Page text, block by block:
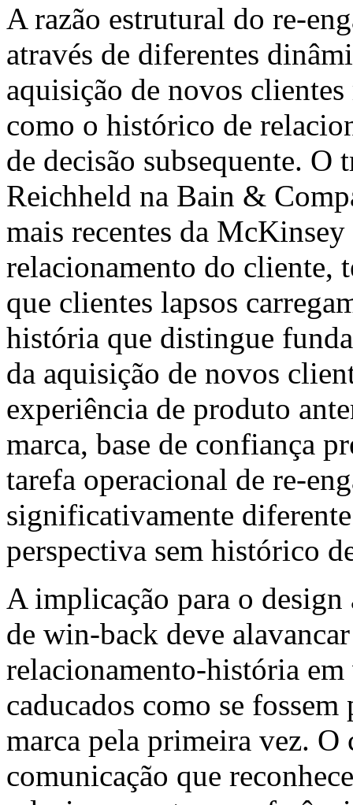
A razão estrutural do re-
através de diferentes
aquisição de novos clientes
como o histórico de
de decisão subsequente.
Reichheld na Bain &
mais recentes da
relacionamento do cliente,
que clientes lapsos
história que distingue
da aquisição de novos
experiência de produto
marca, base de confiança
tarefa operacional de re-
significativamente
perspectiva sem histórico
A implicação para o
de win-back deve
relacionamento-história
caducados como se
marca pela primeira vez. O
comunicação que